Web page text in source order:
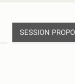
SESSION